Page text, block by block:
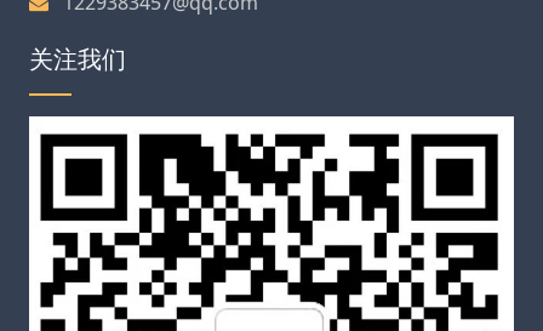
关注我们